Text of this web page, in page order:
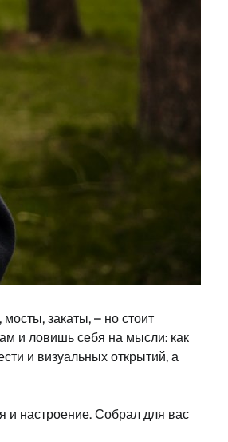
закаты, – но стоит
и ловишь себя на мысли: как
и визуальных открытий, а
и настроение. Собрал для вас